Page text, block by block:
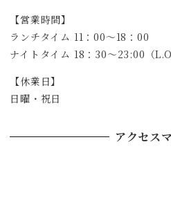
【営業時間】
ランチタイム 11：00～18：00
ナイトタイム 18：30～23:00（
【休業日】
日曜・祝日
アクセス